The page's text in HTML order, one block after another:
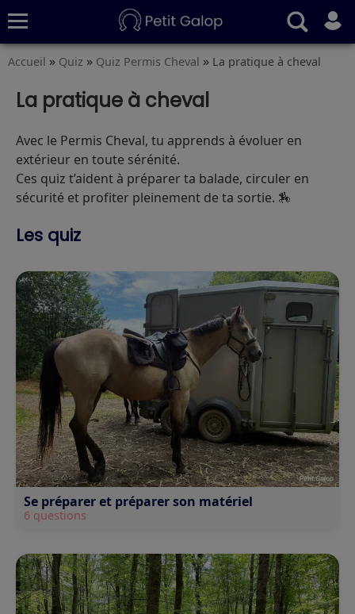
Quiz
Conseils
Fiches
S’abonner
Accueil » Quiz » Quiz Permis Cheval » La pratique à cheval
La pratique à cheval
Avec le Permis Cheval, tu apprends à évoluer en
extérieur en toute sérénité.
Ces quiz t’aident à préparer ta balade, circuler en
sécurité et profiter pleinement de ta sortie. 🏇
Les quiz
Se préparer et préparer son matériel
6 questions